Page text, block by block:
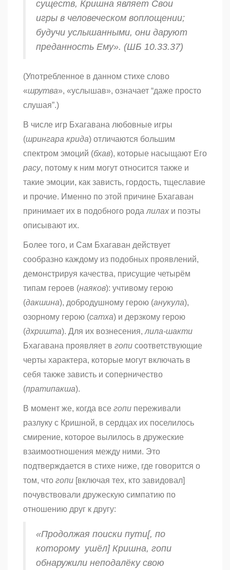
существ, Кришна являет Свои
игры в человеческом воплощении;
будучи услышанными, они даруют
преданность Ему». (ШБ 10.33.37)
(Употребленное в данном стихе слово
«шрутва», «услышав», означает “даже просто
слушая”.)
В числе игр Бхагавана любовные игры
(шрингара крида) отличаются большим
спектром эмоций (бхав), которые насыщают Его
расу, потому к ним могут относится также и
такие эмоции, как зависть, гордость, тщеславие
и прочие. Именно по этой причине Бхагаван
принимает их в подобного рода лилах и поэты
описывают их.
Более того, и Сам Бхагаван действует
сообразно каждому из подобных проявлений,
демонстрируя качества, присущие четырём
типам героев (наяков): учтивому герою
(дакшина), добродушному герою (анукула),
озорному герою (сатха) и дерзкому герою
(дхришта). Для их вознесения, лила-шакти
Бхагавана проявляет в гопи соответствующие
черты характера, которые могут включать в
себя также зависть и соперничество
(пратипакша).
В момент же, когда все гопи переживали
разлуку с Кришной, в сердцах их поселилось
смирение, которое вылилось в дружеские
взаимоотношения между ними. Это
подтверждается в стихе ниже, где говорится о
том, что гопи [включая тех, кто завидовал]
почувствовали дружескую симпатию по
отношению друг к другу:
«Продолжая поиски пути[, по
которому ушёл] Кришна, гопи
обнаружили неподалёку свою